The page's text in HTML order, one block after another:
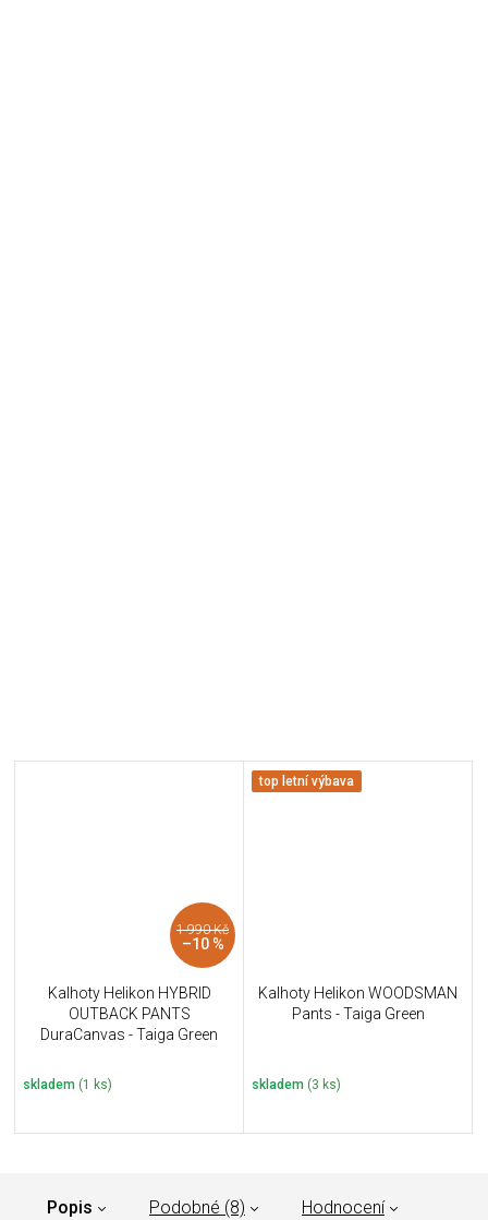
1 990 Kč
–10 %
Kalhoty Helikon HYBRID
OUTBACK PANTS
DuraCanvas - Taiga Green
skladem (1 ks)
top letní výbava
Kalhoty Helikon WOODSMAN
Pants - Taiga Green
skladem (3 ks)
Popis Podobné (8) Hodnocení